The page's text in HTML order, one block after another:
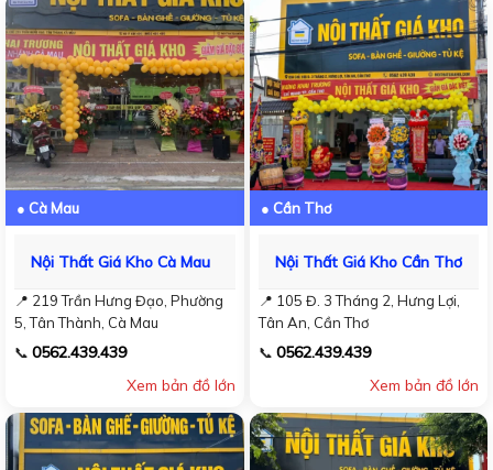
● Cà Mau
Nội Thất Giá Kho Cà Mau
📍 219 Trần Hưng Đạo, Phường
5, Tân Thành, Cà Mau
📞 0562.439.439
Xem bản đồ lớn
● Cần Thơ
Nội Thất Giá Kho Cần Thơ
📍 105 Đ. 3 Tháng 2, Hưng Lợi,
Tân An, Cần Thơ
📞 0562.439.439
Xem bản đồ lớn